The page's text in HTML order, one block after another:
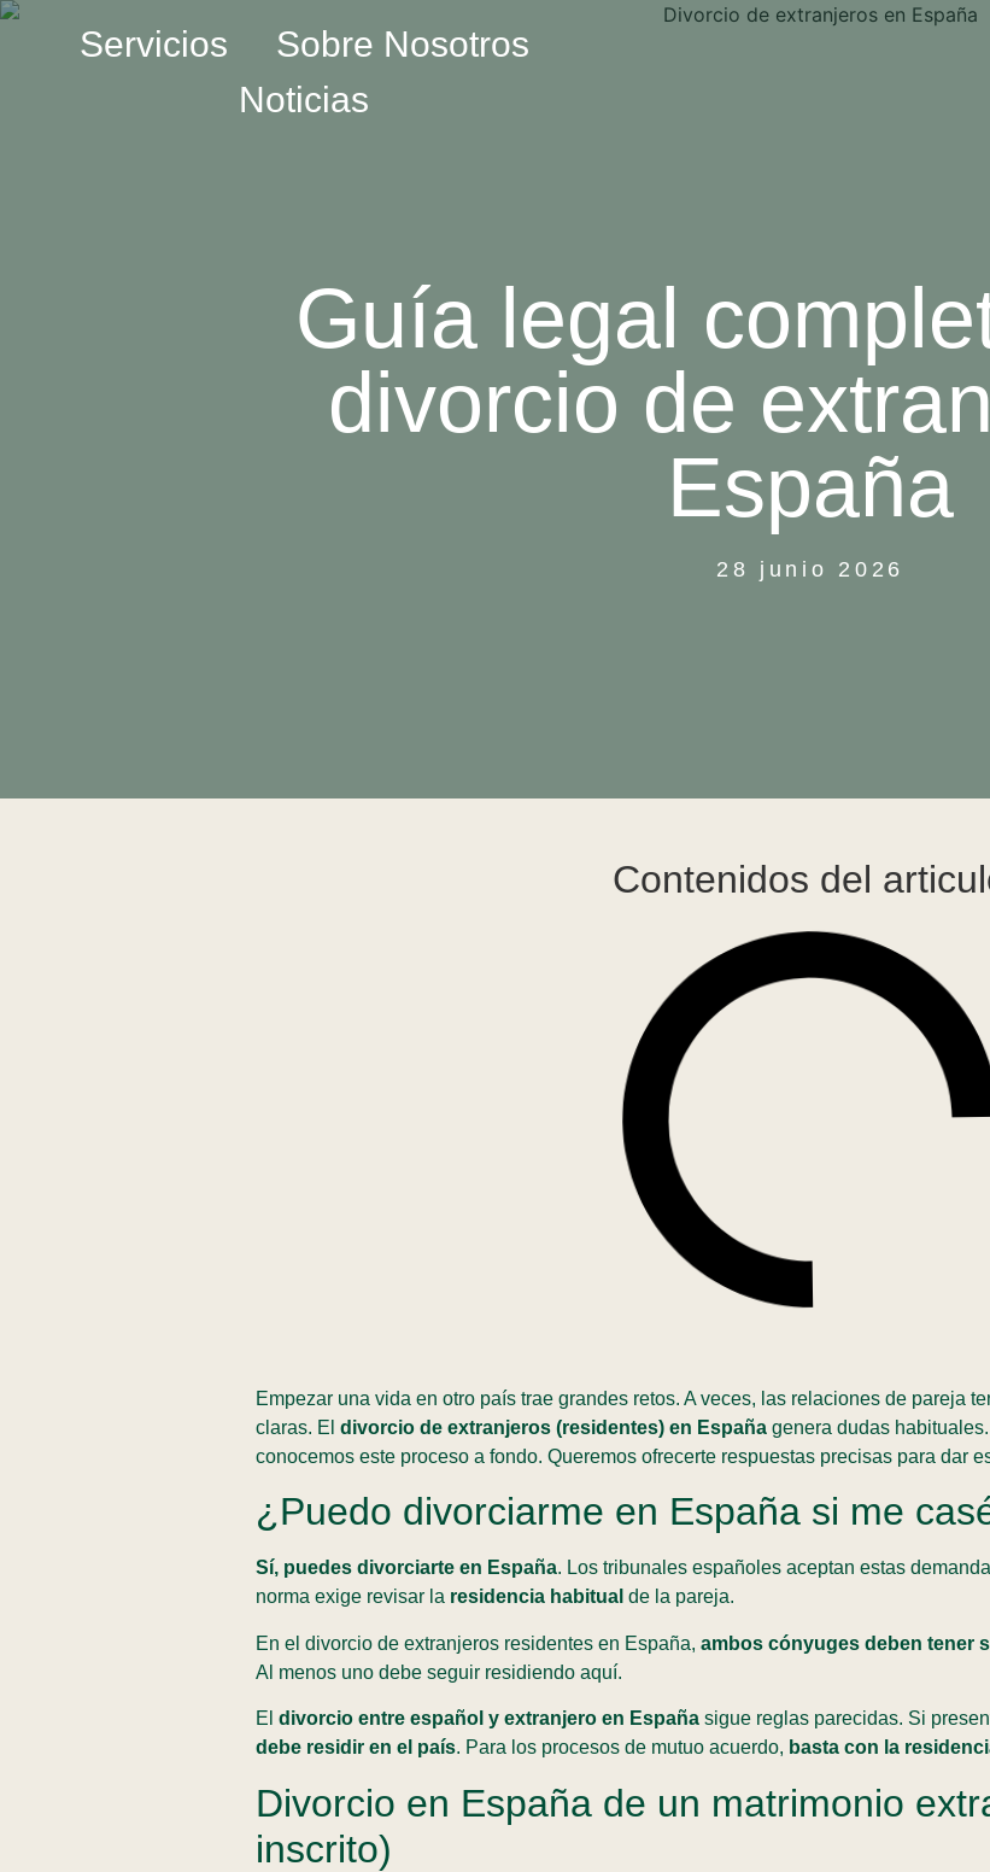
Servicios
Sobre Nosotros
Noticias
Guía legal
divorcio de
España
28 junio 2026
Contenidos del
Empezar una vida en otro país trae grandes retos. A veces, las relaciones de pareja
claras. El divorcio de extranjeros (residentes) en España genera dudas
conocemos este proceso a fondo. Queremos ofrecerte respuestas precisas para dar
¿Puedo divorciarme en España si me
Sí, puedes divorciarte en España. Los tribunales españoles aceptan estas
norma exige revisar la residencia habitual de la pareja.
En el divorcio de extranjeros residentes en España, ambos cónyuges deben tener
Al menos uno debe seguir residiendo aquí.
El divorcio entre español y extranjero en España sigue reglas parecidas. Si
debe residir en el país. Para los procesos de mutuo acuerdo, basta con la
Divorcio en España de un matrimonio
inscrito)